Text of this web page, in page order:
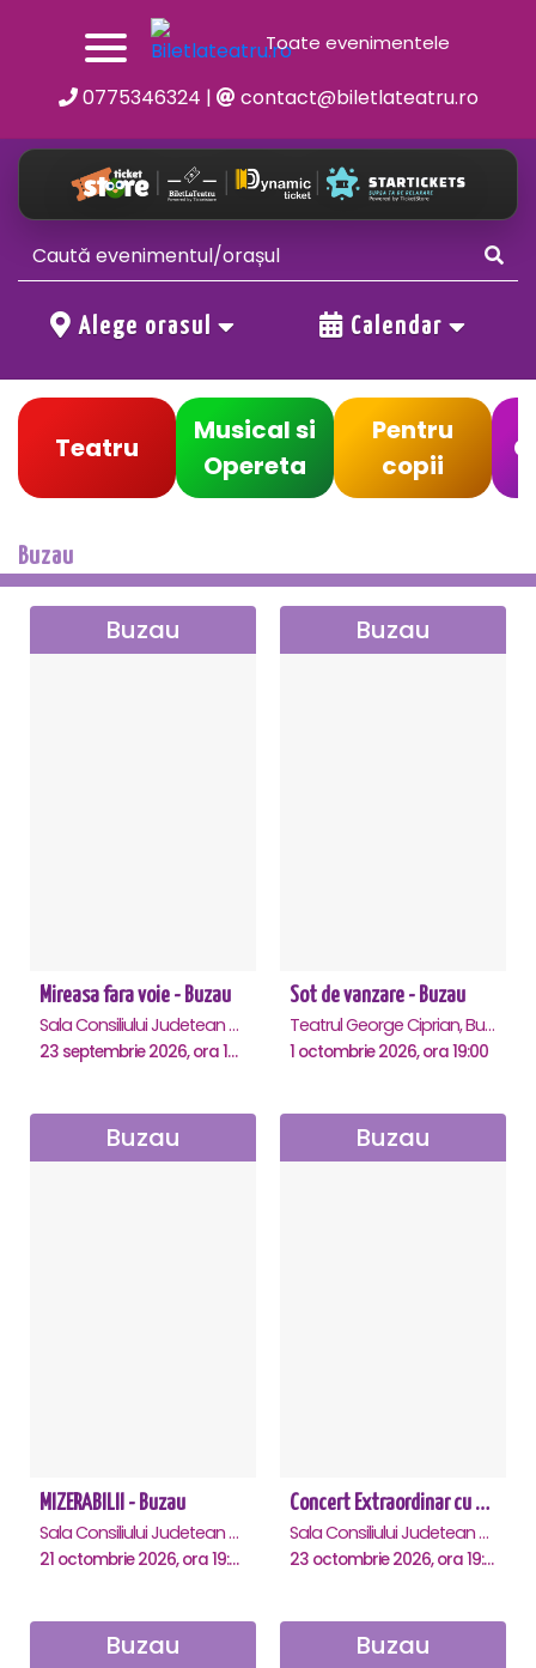
Toate evenimentele
0775346324 | contact@biletlateatru.ro
Alege orasul Calendar
Teatru
Musical si
Opereta
Pentru
copii
Buzau
Buzau
Mireasa fara voie - Buzau
Sala Consiliului Judetean Buzau, Buzau
23 septembrie 2026, ora 19:29
Buzau
Sot de vanzare - Buzau
Teatrul George Ciprian, Buzau
1 octombrie 2026, ora 19:00
Buzau
MIZERABILII - Buzau
Sala Consiliului Judetean Buzau, Buzau
21 octombrie 2026, ora 19:00
Buzau
Concert Extraordinar cu tenorul Paul Celmare - Buzau
Sala Consiliului Judetean Buzau, Buzau
23 octombrie 2026, ora 19:00
Buzau Buzau